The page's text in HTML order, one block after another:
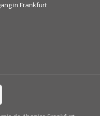
in Frankfurt